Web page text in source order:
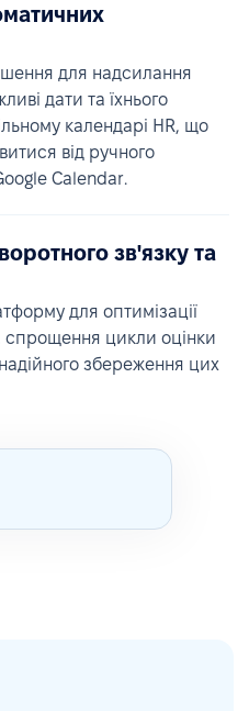
для надсилання
дати та їхнього
календарі HR, що
від ручного
Calendar.
зв'язку та
для оптимізації
спрощення цикли оцінки
збереження цих